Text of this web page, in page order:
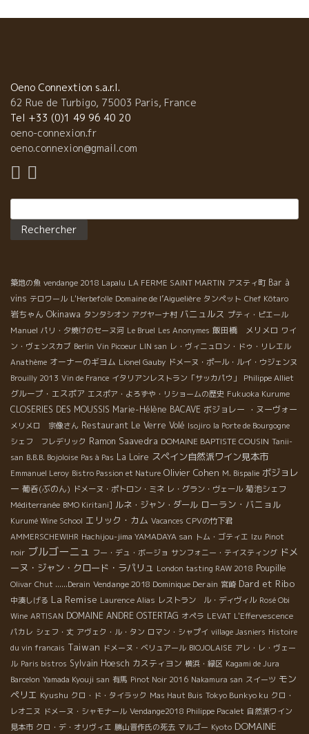
Oeno Connextion s.a.r.l.
62 Rue de Turbigo, 75003 Paris, France
Tel +33 (0)1 49 96 40 20
oeno-connexion.fr
oeno.connexion@gmail.com
築地の魚 vendange 2018 Lapalu LA FERME SAINT MARTIN アスティ町 Bar à
vins テロワール L'Herbefolle Domaine de l’Aiguelière タンペット Chef Kôtaro
岩ちゃん Okinawa タンタシオン アグヤーナ村 バニュルス プティ・ピエール
Manuel パリ・夕焼けのセーヌ河 Le Bruel Les Anonymes 飯田橋 メリメロ ワイ
ン・ヴェンスカブ Berlin Vin Picoeur LIN san レ・ヴィニュロン・ドゥ・リレエル
Anathème オーナーのギヨム Lionel Gauby ドメーヌ・ポール・ルイ・ウジェンヌ
Brouilly 2013 Vin de France イタリアンレストラン「サッカパウ」 Philippe Alliet
グループ・エスポア エスポア・よろずや・リショームの歴史 Fukuoka Kurume
CLOSERIES DES MOUSSIS Marie-Hélène BACAVE ボジョレー ・ヌーヴォー
メリメロ 宗像さん Restaurant Le Verre Volé Isojiro la Porte de Bourgogne
シェフ フレデリック Ramon Saavedra DOMAINE BAPTISTE COUSIN Tanii-
san B.B.B. Bojoloise Pas à Pas La Loire スペイン自然派ワイン見本市
Emmanuel Leroy Bistro Passion et Nature Olivier Cohen M. Bispalie ボジョレ
ー 葡呑(ぶのん) ドメーヌ・ポトロン・ミネ レ・グラン・ヴェール 菊池シェフ
Méditerranée BMO Kiritani] ルネ・ジャン・ダール ローラン・バニョル
Kurumé Wine School エリック・カム Vacances CPVの竹下君
AMMERSCHEWIHR Hachijou-jima YAMADAYA san トム・ゴティエ Izu Pinot
noir ブルゴーニュ フー・デュ・ボージョ サンフォニー・テイスティング ドメ
ーヌ・ジャン・クロード・ラパリュ London tasting RAW 2018 Poupille
Olivar Chut ......Derain Vendange 2018 Dominique Derain 宮崎 Dard et Ribo
中湊しげる La Remise Laurence Alias レストラン ル・ディヴィル Rosé Obi
Wine ARTISAN DOMAINE ANDRE OSTERTAG オペラ LEVAT L'Effervescence
パカレ シェフ・丈 アヴェク・ル・タン ロマン・シャプイ village Jasniers Histoire
du vin francais Taiwan ドメーヌ・ベリュアール BIOJOLAISE アレ・レ・ヴェー
ル Paris bistros Sylvain Hoesch カスティヨン 横浜・緑区 Kagami de Jura
Barcelon Yamada Kyouji san 有馬 Pinot Noir 2016 Nakamura san スイーツ モン
ペリエ Kyushu クロ・ド・タイラック Mas Haut Buis Tokyo Bunkyo ku クロ・
レオニヌ ドメーヌ・シャモナール Vendange2018 Philippe Pacalet 自然派ワイン
見本市 クロ・デ・オリヴィエ 勝山晋作氏の死去 マルゴー Kyoto DOMAINE